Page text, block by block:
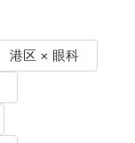
港区 × 眼科